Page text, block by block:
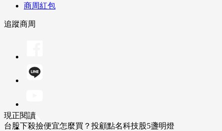
商周紅包
追蹤商周
現正閱讀
台股下殺撿便宜怎麼買？投顧點名科技股5盞明燈